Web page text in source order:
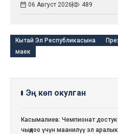
06 Август 2026 489
Кытай Эл Республикасына
маек
Эң көп окулган
Касымалиев: Чемпионат
чыңдоо үчүн маанилүү эл